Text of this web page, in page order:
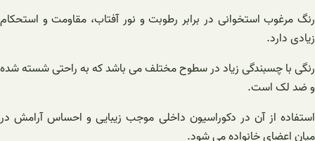
رنگ مرغوب استخوانی در برابر رطوبت و نور آفتاب، مقاومت و استحکام
زیادی دارد.
رنگی با چسبندگی زیاد در سطوح مختلف می باشد که به راحتی شسته شده
و ضد لک است.
استفاده از آن در دکوراسیون داخلی موجب زیبایی و احساس آرامش در
میان اعضای خانواده می شود.